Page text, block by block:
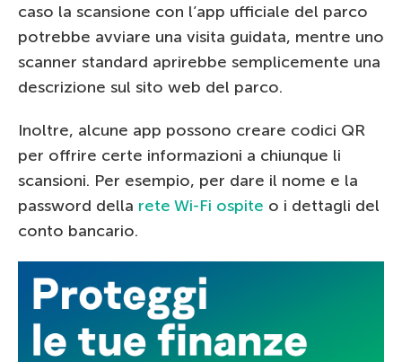
caso la scansione con l’app ufficiale del parco
potrebbe avviare una visita guidata, mentre uno
scanner standard aprirebbe semplicemente una
descrizione sul sito web del parco.
Inoltre, alcune app possono creare codici QR
per offrire certe informazioni a chiunque li
scansioni. Per esempio, per dare il nome e la
password della rete Wi-Fi ospite o i dettagli del
conto bancario.